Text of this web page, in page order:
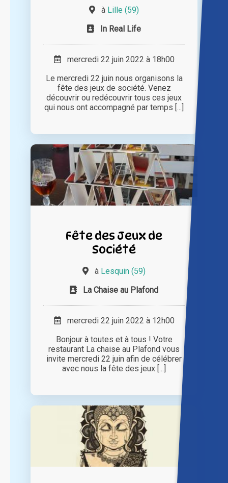
à Lille (59)
In Real Life
mercredi 22 juin 2022 à 18h00
Le mercredi 22 juin nous organisons la
fête des jeux de société. Venez
découvrir ou redécouvrir tous ces jeux
qui nous ont accompagné par temps [...]
Fête des Jeux de
Société
à Lesquin (59)
La Chaise au Plafond
mercredi 22 juin 2022 à 12h00
Bonjour à toutes et à tous ! Votre
restaurant La chaise au Plafond vous
invite mercredi 22 juin afin de célébrer
avec nous la fête des jeux [...]